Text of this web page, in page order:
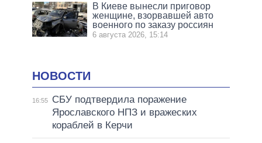
В Киеве вынесли приговор
женщине, взорвавшей авто
военного по заказу россиян
6 августа 2026, 15:14
НОВОСТИ
16:55
СБУ подтвердила поражение
Ярославского НПЗ и вражеских
кораблей в Керчи